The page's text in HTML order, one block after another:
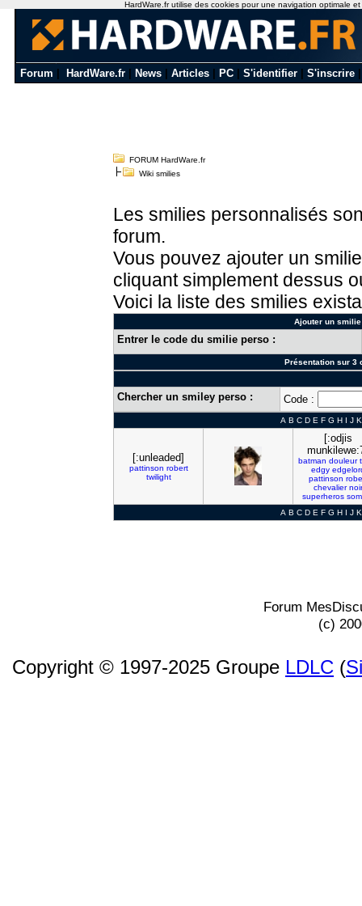
Forum HardWare.fr News Articles PC S'identifier S'inscrire
FORUM HardWare.fr
Wiki smilies
Les smilies personnalisés
forum.
Vous pouvez ajouter un
cliquant simplement dessus
Voici la liste des smilies
Ajouter un
Entrer le code du smilie perso :
Présentation sur 3
Chercher un smiley perso : Code :
A B C D E F G H I J K
[:unleaded]
pattinson robert
twilight
[:odjis
batman douleur
edgy
pattinson
chevalier noir
superheros
A B C D E F G H I J K
Forum
(c)
Copyright © 1997-2025 Groupe LDLC (
HardWare.fr utilise des cookies pour une navigation optimale